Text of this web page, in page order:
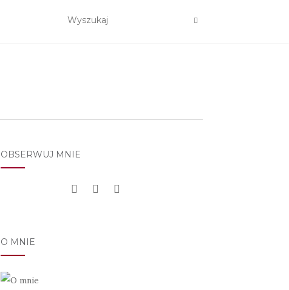
OBSERWUJ MNIE
O MNIE